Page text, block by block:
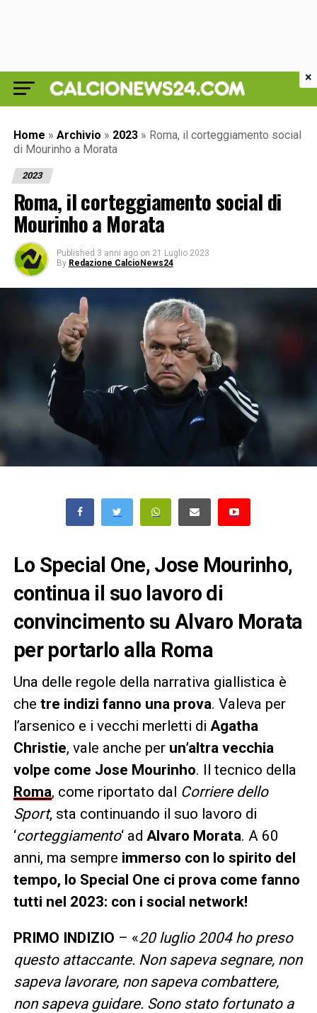
Home » Archivio » 2023 » Roma, il corteggiamento social
di Mourinho a Morata
2023
Roma, il corteggiamento social di
Mourinho a Morata
Published 3 anni ago on 21 Luglio 2023
By Redazione CalcioNews24
Lo Special One, Jose Mourinho,
continua il suo lavoro di
convincimento su Alvaro Morata
per portarlo alla Roma
Una delle regole della narrativa giallistica è
che tre indizi fanno una prova. Valeva per
l’arsenico e i vecchi merletti di Agatha
Christie, vale anche per un’altra vecchia
volpe come Jose Mourinho. Il tecnico della
Roma, come riportato dal Corriere dello
Sport, sta continuando il suo lavoro di
‘corteggiamento‘ ad Alvaro Morata. A 60
anni, ma sempre immerso con lo spirito del
tempo, lo Special One ci prova come fanno
tutti nel 2023: con i social network!
PRIMO INDIZIO – «20 luglio 2004 ho preso
questo attaccante. Non sapeva segnare, non
sapeva lavorare, non sapeva combattere,
non sapeva guidare. Sono stato fortunato a
×